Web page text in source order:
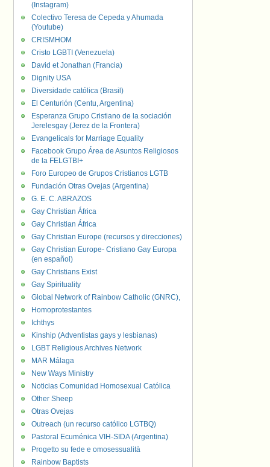
(Instagram)
Colectivo Teresa de Cepeda y Ahumada
(Youtube)
CRISMHOM
Cristo LGBTI (Venezuela)
David et Jonathan (Francia)
Dignity USA
Diversidade católica (Brasil)
El Centurión (Centu, Argentina)
Esperanza Grupo Cristiano de la sociación
Jerelesgay (Jerez de la Frontera)
Evangelicals for Marriage Equality
Facebook Grupo Área de Asuntos Religiosos
de la FELGTBI+
Foro Europeo de Grupos Cristianos LGTB
Fundación Otras Ovejas (Argentina)
G. E. C. ABRAZOS
Gay Christian África
Gay Christian África
Gay Christian Europe (recursos y direcciones)
Gay Christian Europe- Cristiano Gay Europa
(en español)
Gay Christians Exist
Gay Spirituality
Global Network of Rainbow Catholic (GNRC),
Homoprotestantes
Ichthys
Kinship (Adventistas gays y lesbianas)
LGBT Religious Archives Network
MAR Málaga
New Ways Ministry
Noticias Comunidad Homosexual Católica
Other Sheep
Otras Ovejas
Outreach (un recurso católico LGTBQ)
Pastoral Ecuménica VIH-SIDA (Argentina)
Progetto su fede e omosessualità
Rainbow Baptists